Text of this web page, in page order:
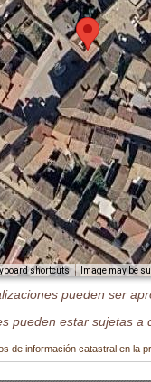
shortcuts Image may be
pueden ser
pueden estar sujetas a
de información catastral en la